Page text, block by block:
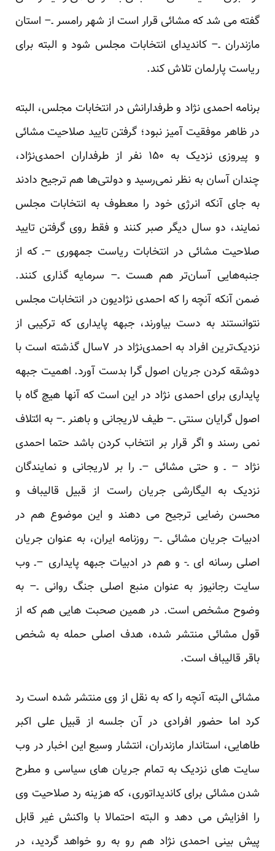
گفته می شد که مشائی قرار است از شهر رامسر ـ– استان
مازندران ـ– کاندیدای انتخابات مجلس شود و البته برای
ریاست پارلمان تلاش کند.
برنامه احمدی نژاد و طرفدارانش در انتخابات مجلس، البته
در ظاهر موفقیت آمیز نبود؛ گرفتن تایید صلاحیت مشائی
و پیروزی نزدیک به ۱۵۰ نفر از طرفداران احمدی‌نژاد،
چندان آسان به نظر نمی‌رسید و دولتی‌ها هم ترجیح دادند
به جای آنکه انرژی خود را معطوف به انتخابات مجلس
نمایند، دو سال دیگر صبر کنند و فقط روی گرفتن تایید
صلاحیت مشائی در انتخابات ریاست جمهوری –ـ که از
جنبه‌هایی آسان‌تر هم هست ـ– سرمایه گذاری کنند.
ضمن آنکه آنچه را که احمدی نژادیون در انتخابات مجلس
نتوانستند به دست بیاورند، جبهه پایداری که ترکیبی از
نزدیک‌ترین افراد به احمدی‌نژاد در ۷سال گذشته است با
دوشقه کردن جریان اصول گرا بدست آورد. اهمیت جبهه
پایداری برای احمدی نژاد در این است که آنها هیچ گاه با
اصول گرایان سنتی ـ– طیف لاریجانی و باهنر ـ– به ائتلاف
نمی رسند و اگر قرار بر انتخاب کردن باشد حتما احمدی
نژاد – ـ و حتی مشائی –ـ را بر لاریجانی و نمایندگان
نزدیک به الیگارشی جریان راست از قبیل قالیباف و
محسن رضایی ترجیح می دهند و این موضوع هم در
ادبیات جریان مشائی ـ– روزنامه ایران، به عنوان جریان
اصلی رسانه ای ـ- و هم در ادبیات جبهه پایداری –ـ وب
سایت رجانیوز به عنوان منبع اصلی جنگ روانی ـ– به
وضوح مشخص است. در همین صحبت هایی هم که از
قول مشائی منتشر شده، هدف اصلی حمله به شخص
باقر قالیباف است.
مشائی البته آنچه را که به نقل از وی منتشر شده است رد
کرد اما حضور افرادی در آن جلسه از قبیل علی اکبر
طاهایی، استاندار مازندران، انتشار وسیع این اخبار در وب
سایت های نزدیک به تمام جریان های سیاسی و مطرح
شدن مشائی برای کاندیداتوری، که هزینه رد صلاحیت وی
را افزایش می دهد و البته احتمالا با واکنش غیر قابل
پیش بینی احمدی نژاد هم رو به رو خواهد گردید، در